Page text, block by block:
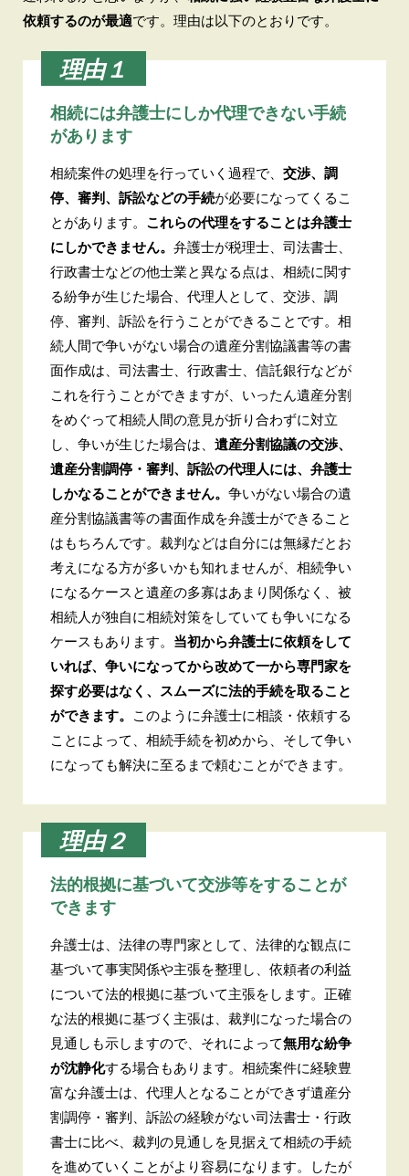
依頼するのが最適です。理由は以下のとおりです。
理由１
相続には弁護士にしか代理できない手続
があります
相続案件の処理を行っていく過程で、交渉、調
停、審判、訴訟などの手続が必要になってくるこ
とがあります。 これらの代理をすることは弁護士
にしかできません。弁護士が税理士、司法書士、
行政書士などの他士業と異なる点は、相続に関す
る紛争が生じた場合、代理人として、交渉、調
停、審判、訴訟を行うことができることです。相
続人間で争いがない場合の遺産分割協議書等の書
面作成は、司法書士、行政書士、信託銀行などが
これを行うことができますが、いったん遺産分割
をめぐって相続人間の意見が折り合わずに対立
し、争いが生じた場合は、遺産分割協議の交渉、
遺産分割調停・審判、訴訟の代理人には、弁護士
しかなることができません。 争いがない場合の遺
産分割協議書等の書面作成を弁護士ができること
はもちろんです。裁判などは自分には無縁だとお
考えになる方が多いかも知れませんが、相続争い
になるケースと遺産の多寡はあまり関係なく、被
相続人が独自に相続対策をしていても争いになる
ケースもあります。 当初から弁護士に依頼をして
いれば、争いになってから改めて一から専門家を
探す必要はなく、スムーズに法的手続を取ること
ができます。 このように弁護士に相談・依頼する
ことによって、相続手続を初めから、そして争い
になっても解決に至るまで頼むことができます。
理由２
法的根拠に基づいて交渉等をすることが
できます
弁護士は、法律の専門家として、法律的な観点に
基づいて事実関係や主張を整理し、依頼者の利益
について法的根拠に基づいて主張をします。正確
な法的根拠に基づく主張は、裁判になった場合の
見通しも示しますので、それによって無用な紛争
が沈静化する場合もあります。相続案件に経験豊
富な弁護士は、代理人となることができず遺産分
割調停・審判、訴訟の経験がない司法書士・行政
書士に比べ、裁判の見通しを見据えて相続の手続
を進めていくことがより容易になります。したが